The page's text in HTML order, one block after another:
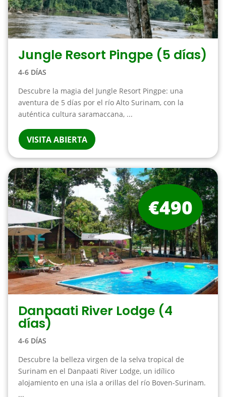
Jungle Resort Pingpe (5 días)
4-6 DÍAS
Descubre la magia del Jungle Resort Pingpe: una
aventura de 5 días por el río Alto Surinam, con la
auténtica cultura saramaccana, ...
VISITA ABIERTA
Danpaati River Lodge (4
días)
4-6 DÍAS
Descubre la belleza virgen de la selva tropical de
Surinam en el Danpaati River Lodge, un idílico
alojamiento en una isla a orillas del río Boven-Surinam.
...
€490